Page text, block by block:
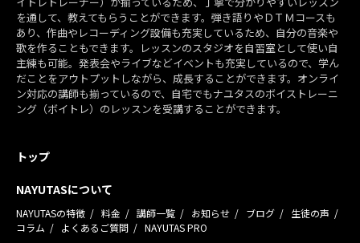
を通して、教えてもらうことができます。弾き語りやＤＴＭコースも
あり、作曲やレコーディング設備も充実しているため、自分の音楽や
歌を作ることもできます。レッスンのスタジオを自習室として使い自
主練も可能。発表会やライブなどイベントも充実しているので、学ん
だことをアウトプットしながら、成長することができます。オンライ
ン対応の講師も揃っているので、自宅でもナユタスのボイストレーニ
ング（ボイトレ）のレッスンを受講することができます。
トップ
NAYUTASについて
NAYUTASの特徴 料金 講師一覧 お知らせ ブログ
生徒の声
コラム
よくあるご質問 NAYUTAS PRO